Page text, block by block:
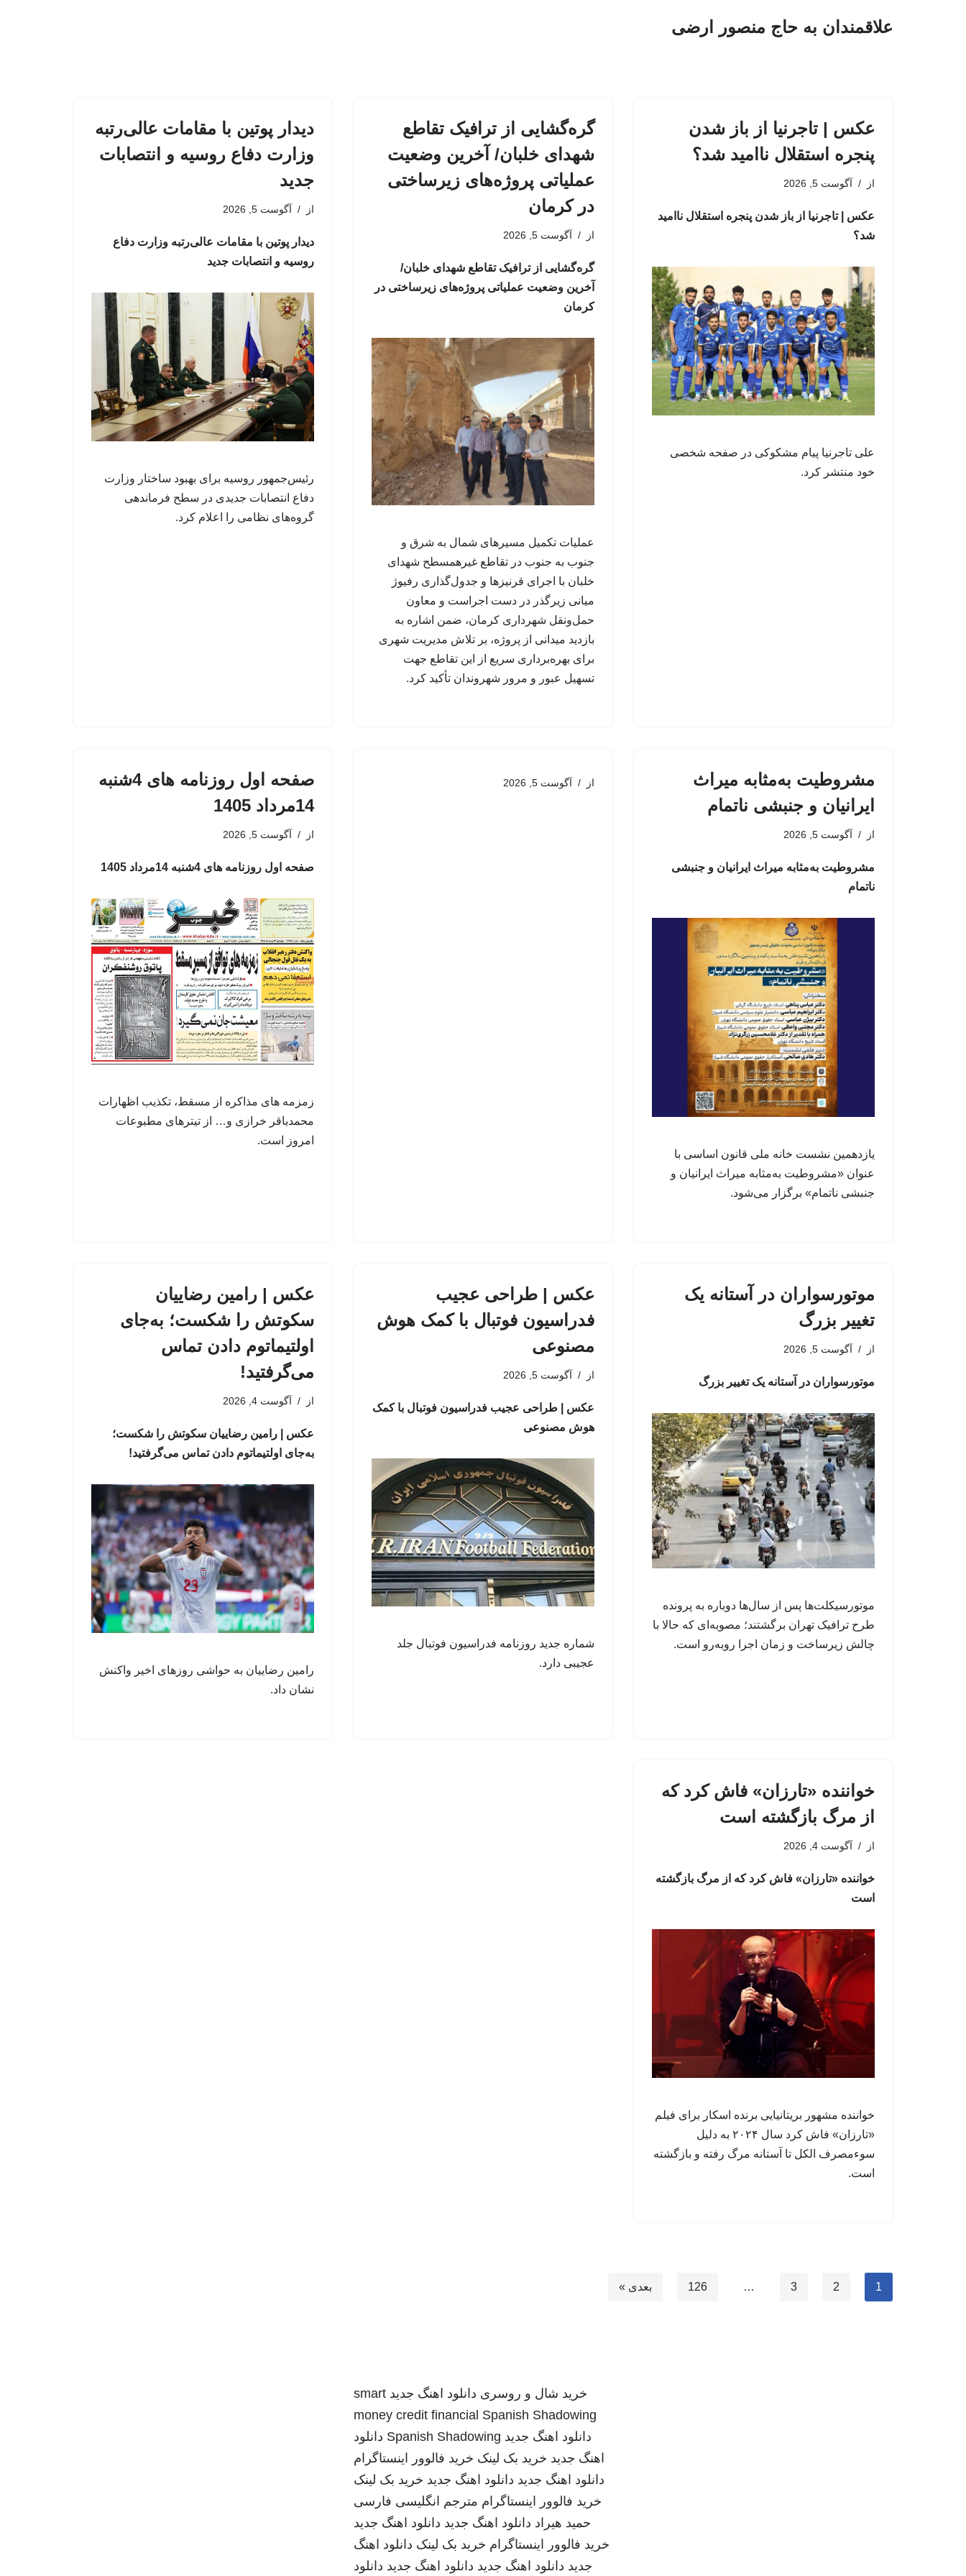
علاقمندان به حاج منصور ارضی
عکس | تاجرنیا از باز شدن
پنجره استقلال ناامید شد؟
از آگوست 5, 2026
عکس | تاجرنیا از باز شدن پنجره استقلال ناامید
شد؟
علی تاجرنیا پیام مشکوکی در صفحه شخصی
خود منتشر کرد.
گره‌گشایی از ترافیک تقاطع
شهدای خلبان/ آخرین وضعیت
عملیاتی پروژه‌های زیرساختی
در کرمان
از آگوست 5, 2026
گره‌گشایی از ترافیک تقاطع شهدای خلبان/
آخرین وضعیت عملیاتی پروژه‌های زیرساختی در
کرمان
عملیات تکمیل مسیرهای شمال به شرق و
جنوب به جنوب در تقاطع غیرهمسطح شهدای
خلبان با اجرای قرنیزها و جدول‌گذاری رفیوژ
میانی زیرگذر در دست اجراست و معاون
حمل‌ونقل شهرداری کرمان، ضمن اشاره به
بازدید میدانی از پروژه، بر تلاش مدیریت شهری
برای بهره‌برداری سریع از این تقاطع جهت
تسهیل عبور و مرور شهروندان تأکید کرد.
دیدار پوتین با مقامات عالی‌رتبه
وزارت دفاع روسیه و انتصابات
جدید
از آگوست 5, 2026
دیدار پوتین با مقامات عالی‌رتبه وزارت دفاع
روسیه و انتصابات جدید
رئیس‌جمهور روسیه برای بهبود ساختار وزارت
دفاع انتصابات جدیدی در سطح فرماندهی
گروه‌های نظامی را اعلام کرد.
مشروطیت به‌مثابه میراث
ایرانیان و جنبشی ناتمام
از آگوست 5, 2026
مشروطیت به‌مثابه میراث ایرانیان و جنبشی
ناتمام
یازدهمین نشست خانه ملی قانون اساسی با
عنوان «مشروطیت به‌مثابه میراث ایرانیان و
جنبشی ناتمام» برگزار می‌شود.
از آگوست 5, 2026
صفحه اول روزنامه های 4شنبه
14مرداد 1405
از آگوست 5, 2026
صفحه اول روزنامه های 4شنبه 14مرداد 1405
زمزمه های مذاکره از مسقط، تکذیب اظهارات
محمدباقر خرازی و… از تیترهای مطبوعات
امروز است.
موتورسواران در آستانه یک
تغییر بزرگ
از آگوست 5, 2026
موتورسواران در آستانه یک تغییر بزرگ
موتورسیکلت‌ها پس از سال‌ها دوباره به پرونده
طرح ترافیک تهران برگشتند؛ مصوبه‌ای که حالا با
چالش زیرساخت و زمان اجرا روبه‌رو است.
عکس | طراحی عجیب
فدراسیون فوتبال با کمک هوش
مصنوعی
از آگوست 5, 2026
عکس | طراحی عجیب فدراسیون فوتبال با کمک
هوش مصنوعی
شماره جدید روزنامه فدراسیون فوتبال جلد
عجیبی دارد.
عکس | رامین رضاییان
سکوتش را شکست؛ به‌جای
اولتیماتوم دادن تماس
می‌گرفتید!
از آگوست 4, 2026
عکس | رامین رضاییان سکوتش را شکست؛
به‌جای اولتیماتوم دادن تماس می‌گرفتید!
رامین رضاییان به حواشی روزهای اخیر واکنش
نشان داد.
خواننده «تارزان» فاش کرد که
از مرگ بازگشته است
از آگوست 4, 2026
خواننده «تارزان» فاش کرد که از مرگ بازگشته
است
خواننده مشهور بریتانیایی برنده اسکار برای فیلم
«تارزان» فاش کرد سال ۲۰۲۴ به دلیل
سوءمصرف الکل تا آستانه مرگ رفته و بازگشته
است.
1
2
3
…
126 بعدی »
خرید شال و روسری دانلود اهنگ جدید smart
money credit financial Spanish Shadowing
دانلود اهنگ جدید Spanish Shadowing دانلود
اهنگ جدید خرید بک لینک خرید فالوور اینستاگرام
دانلود اهنگ جدید دانلود اهنگ جدید خرید بک لینک
خرید فالوور اینستاگرام مترجم انگلیسی فارسی
حمید هیراد دانلود اهنگ جدید دانلود اهنگ جدید
خرید فالوور اینستاگرام خرید بک لینک دانلود اهنگ
جدید دانلود اهنگ جدید دانلود اهنگ جدید دانلود